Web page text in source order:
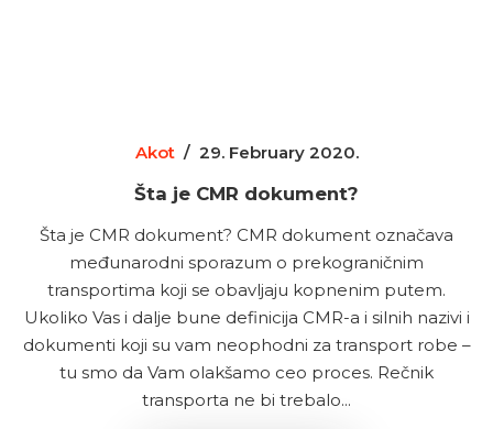
Akot / 29. February 2020.
Šta je CMR dokument?
Šta je CMR dokument? CMR dokument označava
međunarodni sporazum o prekograničnim
transportima koji se obavljaju kopnenim putem.
Ukoliko Vas i dalje bune definicija CMR-a i silnih nazivi i
dokumenti koji su vam neophodni za transport robe –
tu smo da Vam olakšamo ceo proces. Rečnik
transporta ne bi trebalo...